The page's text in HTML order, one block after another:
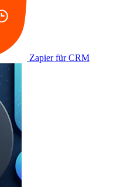
Zapier für CRM